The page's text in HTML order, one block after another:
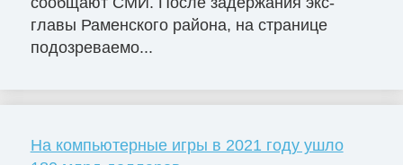
главы Раменского района, на странице
подозреваемо...
На компьютерные игры в 2021 году ушло